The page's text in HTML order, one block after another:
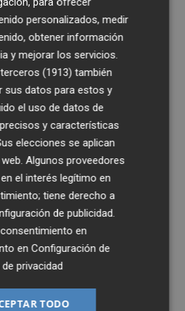
personalizados, medir
obtener información
y mejorar los servicios.
(1913) también
sus datos para estos y
el uso de datos de
y características
elecciones se aplican
Algunos proveedores
el interés legítimo en
tiene derecho a
de publicidad.
en
enConfiguración de
privacidad
TODO